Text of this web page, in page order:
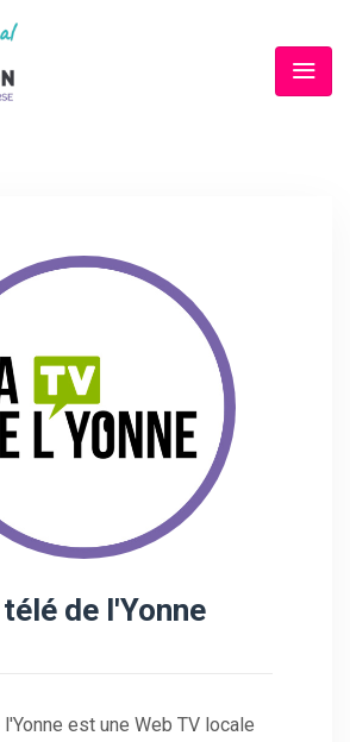
de l'Yonne
est une Web TV locale